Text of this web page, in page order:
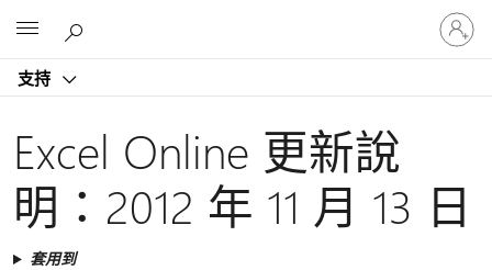
支持
登
入
您
Excel Online 更新說
明：2012 年 11 月 13 日
套用到